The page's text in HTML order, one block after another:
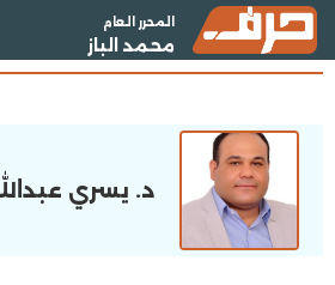
المحرر العام
محمد الباز
د. يسري